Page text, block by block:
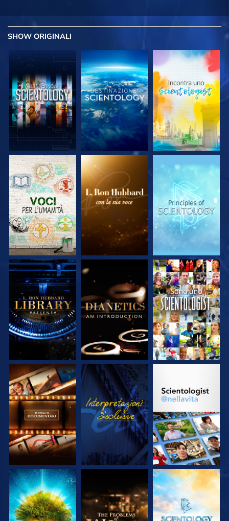
SHOW ORIGINALI
ESPLORA LE
SERIE
ESPLORA LE
SERIE
ESPLORA LE
SERIE
ESPLORA LE
SERIE
ESPLORA LE
SERIE
GUARDA
ESPLORA LE
SERIE
GUARDA
ESPLORA LE
ESPLORA LE
SERIE
ESPLORA LE
SERIE
ESPLORA LE
SERIE